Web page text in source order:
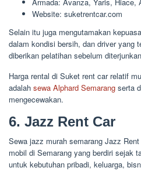
Website: suketrentcar.com
Selain itu juga mengutamakan
dalam kondisi bersih, dan driver yang
diberikan pelatihan sebelum
Harga rental di Suket rent car relatif
adalah sewa Alphard Semarang serta
mengecewakan.
6. Jazz Rent Car
Sewa jazz murah semarang Jazz
mobil di Semarang yang berdiri sejak
untuk kebutuhan pribadi, keluarga,